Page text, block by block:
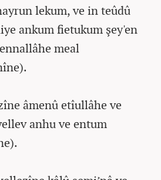
lekum, ve in teûdû
ankum fietukum şey'en
meal
âmenû etîullâhe ve
anhu ve entum